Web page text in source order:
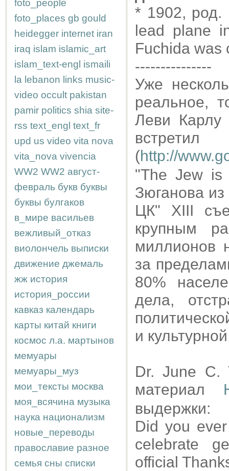
foto_people
foto_places gb gould
heidegger internet iran
iraq islam islamic_art
islam_text-engl ismaili
la lebanon links music-
video occult pakistan
pamir politics shia site-
rss text_engl text_fr
upd us video vita nova
vita_nova vivencia
WW2 WW2 август-
февраль букв буквы
буквы булгаков
в_мире васильев
вежливый_отказ
виолончель выписки
движение джемаль
жж история
история_россии
кавказ календарь
карты китай книги
космос л.а. мартынов
мемуары
мемуары_муз
мои_тексты москва
моя_всячина музыка
наука национализм
новые_переводы
православие разное
семья сны списки
* 1902, род.
lead plane
Fuchida was
---------------
Уже
реальное,
Леви
(http://
"The Jew is
Зюганова из
ЦК" ХIII
крупным
миллионов
за
80%
дела,
и
Dr. June C.
материал
выдержки:
Did you
celebrate
official